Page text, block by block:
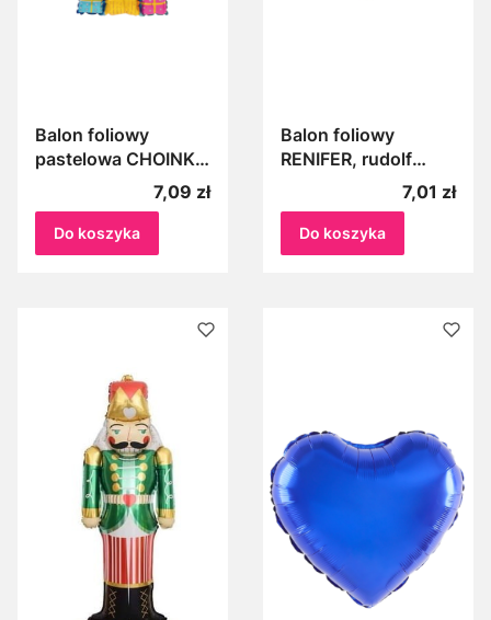
Balon foliowy
pastelowa CHOINKA
christmas 83x58cm
1szt
Cena
7,09 zł
Do koszyka
Balon foliowy
RENIFER, rudolf
Narodzenie,
Mikołajki 55x65cm
Cena
7,01 zł
Do koszyka